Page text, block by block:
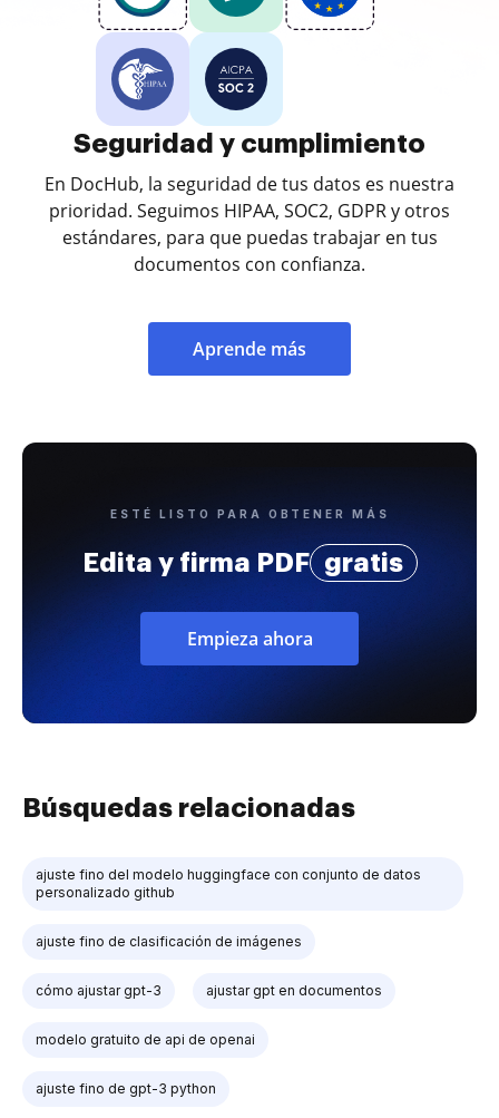
Seguridad y cumplimiento
En DocHub, la seguridad de tus datos es nuestra
prioridad. Seguimos HIPAA, SOC2, GDPR y otros
estándares, para que puedas trabajar en tus
documentos con confianza.
Aprende más
ESTÉ LISTO PARA OBTENER MÁS
Edita y firma PDF gratis
Empieza ahora
Búsquedas relacionadas
ajuste fino del modelo huggingface con conjunto de datos
personalizado github
ajuste fino de clasificación de imágenes
cómo ajustar gpt-3 ajustar gpt en documentos
modelo gratuito de api de openai
ajuste fino de gpt-3 python